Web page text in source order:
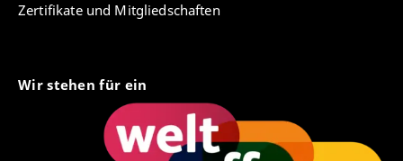
Zertifikate und Mitgliedschaften
Wir stehen für ein